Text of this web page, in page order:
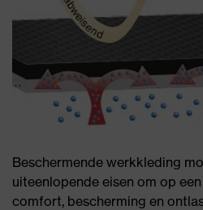
Beschermende werkkleding
uiteenlopende eisen om op
comfort, bescherming en